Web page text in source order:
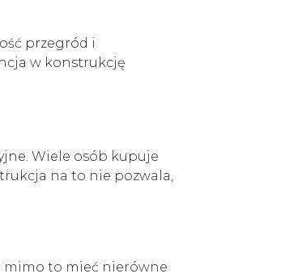
przegród i
w konstrukcję
Wiele osób kupuje
na to nie pozwala,
mimo to mieć nierówne